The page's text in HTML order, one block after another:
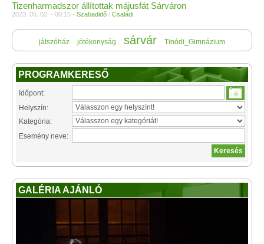
Tizenharmadszor állítottak májusfát Sárváron
2023. 05. 02. - 00:15 - Szabadidő / Családi
játszóház jótékonyság sárvár Tinódi_Gimnázium
PROGRAMKERESŐ
Időpont:
Helyszín:
Kategória:
Esemény neve:
GALÉRIA AJÁNLÓ